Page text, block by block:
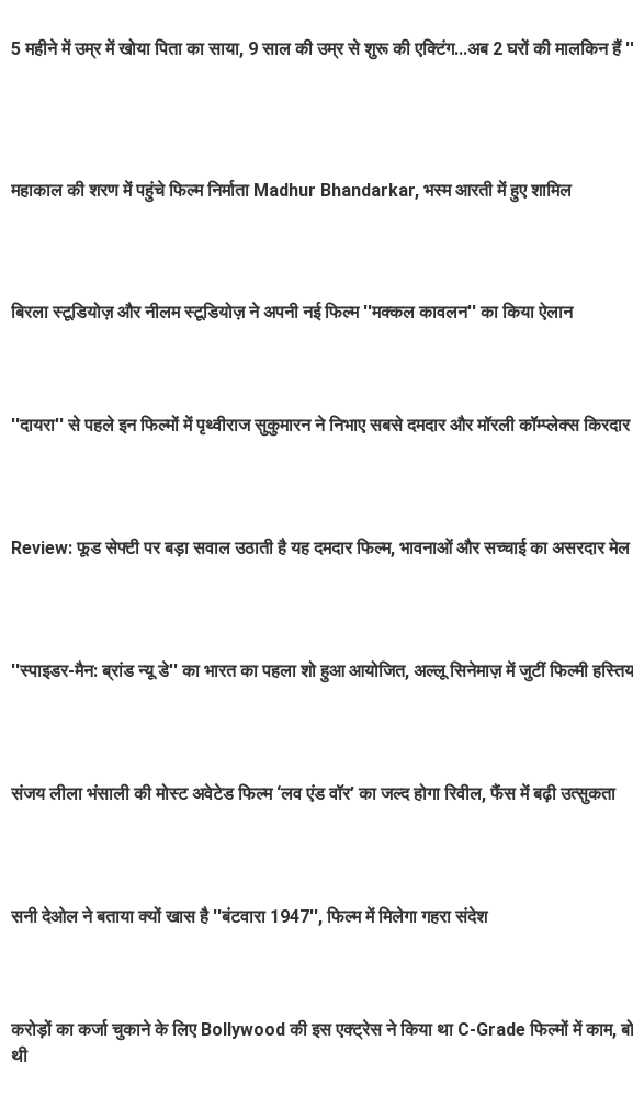
5 महीने में उम्र में खोया पिता का साया, 9 साल की उम्र से शुरू की एक्टिंग...अब 2 घरों की मालकिन
महाकाल की शरण में पहुंचे फिल्म निर्माता Madhur Bhandarkar, भस्म आरती में हुए शामिल
बिरला स्टूडियोज़ और नीलम स्टूडियोज़ ने अपनी नई फिल्म ''मक्कल कावलन'' का किया ऐलान
''दायरा'' से पहले इन फिल्मों में पृथ्वीराज सुकुमारन ने निभाए सबसे दमदार और मॉरली कॉम्प्लेक्स किरदार
Review: फूड सेफ्टी पर बड़ा सवाल उठाती है यह दमदार फिल्म, भावनाओं और सच्चाई का असरदार मेल
''स्पाइडर-मैन: ब्रांड न्यू डे'' का भारत का पहला शो हुआ आयोजित, अल्लू सिनेमाज़ में जुटीं फिल्मी
संजय लीला भंसाली की मोस्ट अवेटेड फिल्म ‘लव एंड वॉर’ का जल्द होगा रिवील, फैंस में बढ़ी उत्सुकता
सनी देओल ने बताया क्यों खास है ''बंटवारा 1947'', फिल्म में मिलेगा गहरा संदेश
करोड़ों का कर्जा चुकाने के लिए Bollywood की इस एक्ट्रेस ने किया था C-Grade फिल्मों में काम,
थी